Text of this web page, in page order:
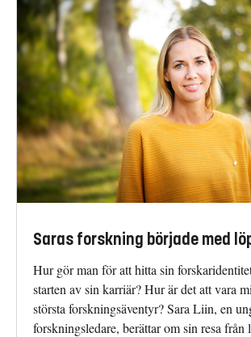
Saras forskning började med
Hur gör man för att hitta sin
starten av sin karriär? Hur är det att vara
största forskningsäventyr? Sara Liin, en
forskningsledare, berättar om sin resa från